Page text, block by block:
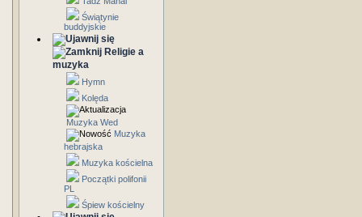
Świątynie
buddyjskie
Religie a
muzyka
Hymn
Kolęda
Muzyka Wed
Muzyka
hebrajska
Muzyka kościelna
Początki polifonii
PL
Śpiew kościelny